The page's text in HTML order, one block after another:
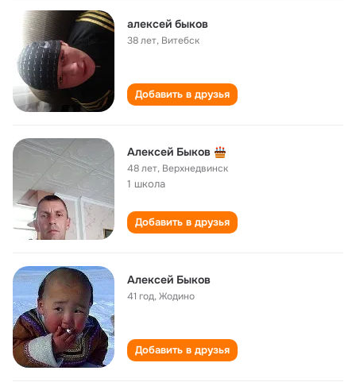
алексей быков
38 лет, Витебск
Добавить в друзья
Алексей Быков
48 лет, Верхнедвинск
1 школа
Добавить в друзья
Алексей Быков
41 год,Жодино
Добавить в друзья